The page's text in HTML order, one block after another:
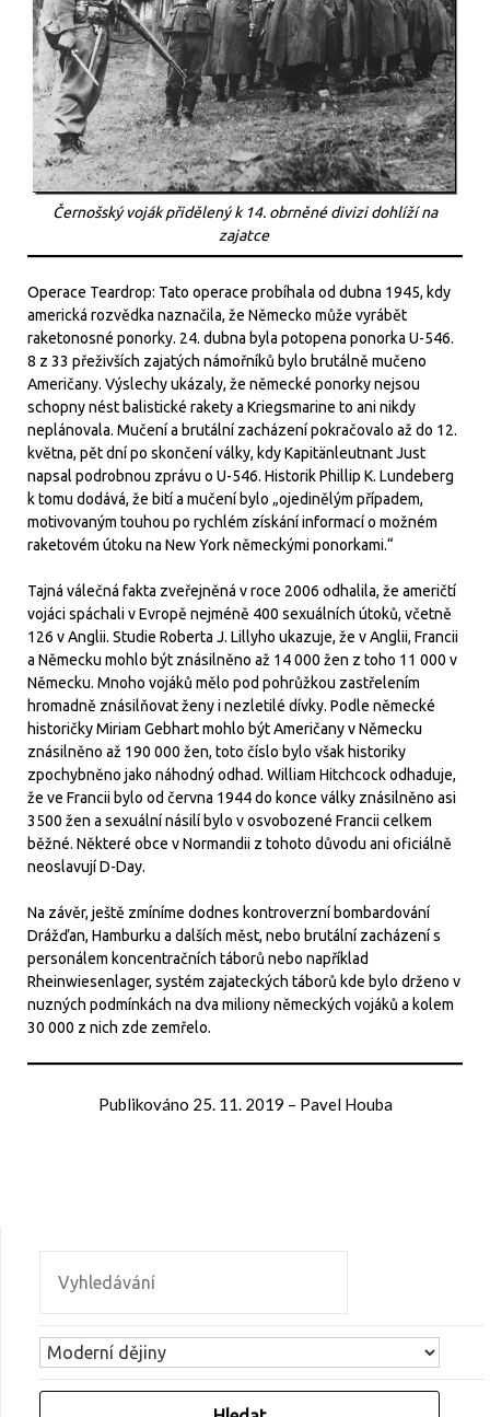
Černošský voják přidělený k 14. obrněné divizi dohlíží na
zajatce
Operace Teardrop: Tato operace probíhala od dubna 1945, kdy
americká rozvědka naznačila, že Německo může vyrábět
raketonosné ponorky. 24. dubna byla potopena ponorka U-546.
8 z 33 přeživších zajatých námořníků bylo brutálně mučeno
Američany. Výslechy ukázaly, že německé ponorky nejsou
schopny nést balistické rakety a Kriegsmarine to ani nikdy
neplánovala. Mučení a brutální zacházení pokračovalo až do 12.
května, pět dní po skončení války, kdy Kapitänleutnant Just
napsal podrobnou zprávu o U-546. Historik Phillip K. Lundeberg
k tomu dodává, že bití a mučení bylo „ojedinělým případem,
motivovaným touhou po rychlém získání informací o možném
raketovém útoku na New York německými ponorkami.“
Tajná válečná fakta zveřejněná v roce 2006 odhalila, že američtí
vojáci spáchali v Evropě nejméně 400 sexuálních útoků, včetně
126 v Anglii. Studie Roberta J. Lillyho ukazuje, že v Anglii, Francii
a Německu mohlo být znásilněno až 14 000 žen z toho 11 000 v
Německu. Mnoho vojáků mělo pod pohrůžkou zastřelením
hromadně znásilňovat ženy i nezletilé dívky. Podle německé
historičky Miriam Gebhart mohlo být Američany v Německu
znásilněno až 190 000 žen, toto číslo bylo však historiky
zpochybněno jako náhodný odhad. William Hitchcock odhaduje,
že ve Francii bylo od června 1944 do konce války znásilněno asi
3500 žen a sexuální násilí bylo v osvobozené Francii celkem
běžné. Některé obce v Normandii z tohoto důvodu ani oficiálně
neoslavují D-Day.
Na závěr, ještě zmíníme dodnes kontroverzní bombardování
Drážďan, Hamburku a dalších měst, nebo brutální zacházení s
personálem koncentračních táborů nebo například
Rheinwiesenlager, systém zajateckých táborů kde bylo drženo v
nuzných podmínkách na dva miliony německých vojáků a kolem
30 000 z nich zde zemřelo.
Publikováno 25. 11. 2019 – Pavel Houba